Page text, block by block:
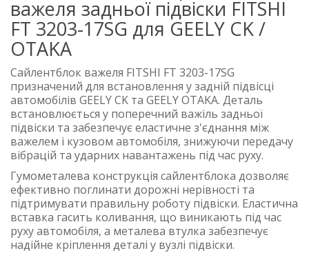
важеля задньої підвіски FITSHI
FT 3203-17SG для GEELY CK /
OTAKA
Сайлентблок важеля FITSHI FT 3203-17SG
призначений для встановлення у задній підвісці
автомобілів GEELY CK та GEELY OTAKA. Деталь
встановлюється у поперечний важіль задньої
підвіски та забезпечує еластичне з'єднання між
важелем і кузовом автомобіля, знижуючи передачу
вібрацій та ударних навантажень під час руху.
Гумометалева конструкція сайлентблока дозволяє
ефективно поглинати дорожні нерівності та
підтримувати правильну роботу підвіски. Еластична
вставка гасить коливання, що виникають під час
руху автомобіля, а металева втулка забезпечує
надійне кріплення деталі у вузлі підвіски.